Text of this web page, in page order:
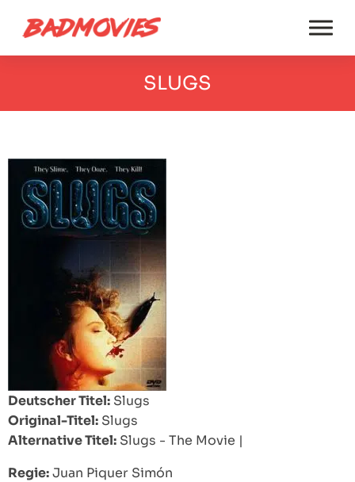
SLUGS
Deutscher Titel: Slugs
Original-Titel: Slugs
Alternative Titel: Slugs - The Movie |
Regie:Juan Piquer Simón